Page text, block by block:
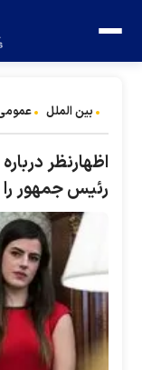
بین الملل
اظهارنظر
رئیس جمهور را